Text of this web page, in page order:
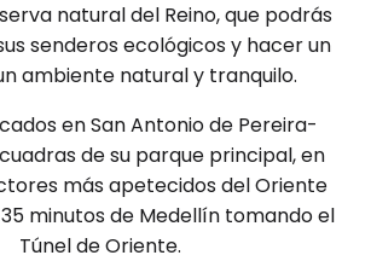
natural del Reino, que podrás
senderos ecológicos y hacer un
ambiente natural y tranquilo.
en San Antonio de Pereira-
de su parque principal, en
más apetecidos del Oriente
minutos de Medellín tomando el
Túnel de Oriente.